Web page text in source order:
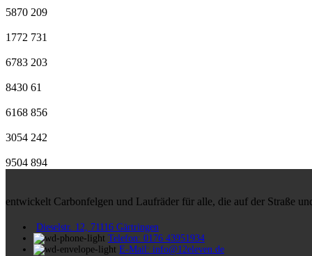
5870 209
1772 731
6783 203
8430 61
6168 856
3054 242
9504 894
entwickelt Carbonfelgen und Laufräder für alle, die auf der Straße
Dieselstr. 12, 71116 Gärtringen
Telefon: 0176 43951934
E-Mail: info@12eleven.de